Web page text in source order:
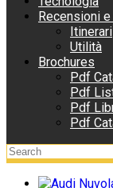
Recensioni
Itinerari
Utilità
Brochures
Pdf
Pdf
Pdf
Pdf